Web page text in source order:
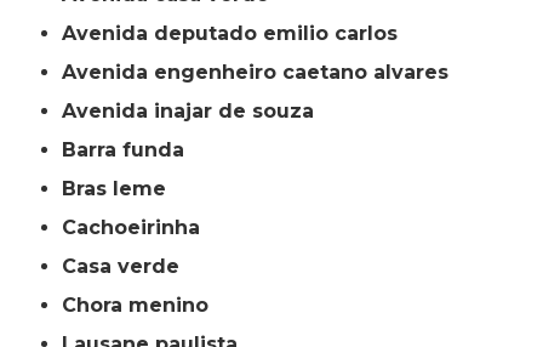
avenida deputado emilio carlos
avenida engenheiro caetano alvares
avenida inajar de souza
barra funda
bras leme
cachoeirinha
casa verde
chora menino